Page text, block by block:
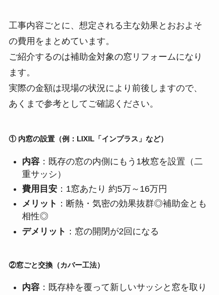
工事内容ごとに、想定される主な効果とおおよそ
の費用をまとめています。
ご紹介するのは補助金対象の窓リフォームになり
ます。
実際の金額は現場の状況により前後しますので、
あくまで参考としてご確認ください。
① 内窓の設置（例：LIXIL「インプラス」など）
内容：既存の窓の内側にもう1枚窓を設置（二
重サッシ）
費用目安：1窓あたり 約5万～16万円
メリット ：断熱・気密の効果抜群◎補助金とも
相性◎
デメリット ：窓の開閉が2回になる
②窓ごと交換（カバー工法）
内容：既存枠を覆って新しいサッシと窓を取り